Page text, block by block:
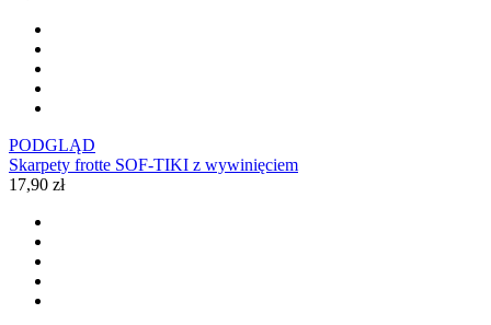
PODGLĄD
Skarpety frotte SOF-TIKI z wywinięciem
17,90 zł